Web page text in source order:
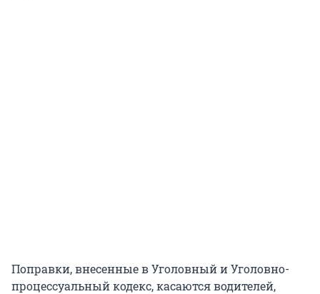
Поправки, внесенные в Уголовный и Уголовно-
процессуальный кодекс, касаются водителей,